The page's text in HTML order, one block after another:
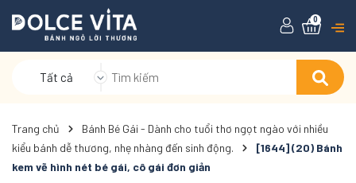
Tất cả
0
Trang chủ
Bánh Bé Gái - Dành cho tuổi thơ ngọt ngào với nhiều
kiểu bánh dễ thương, nhẹ nhàng đến sinh động.
[1644] (20) Bánh
kem vẽ hình nét bé gái, cô gái đơn giản